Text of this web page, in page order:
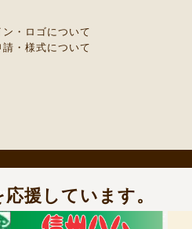
援しています。
ン・ロゴについて
請・様式について
マーケティング室までご連絡ください。